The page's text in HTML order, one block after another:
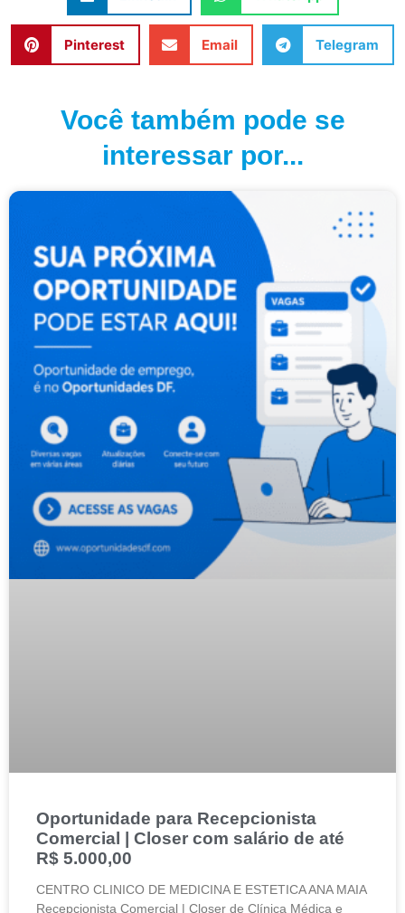
Pinterest Email Telegram
Você também pode se
interessar por...
Oportunidade para Recepcionista
Comercial | Closer com salário de até
R$ 5.000,00
CENTRO CLINICO DE MEDICINA E ESTETICA ANA MAIA
Recepcionista Comercial | Closer de Clínica Médica e